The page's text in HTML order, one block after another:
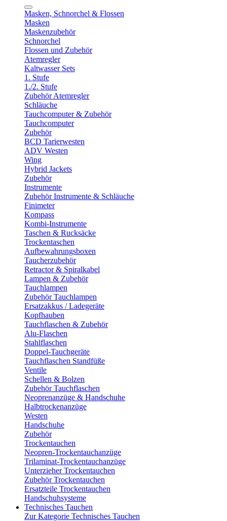
Masken, Schnorchel & Flossen
Masken
Maskenzubehör
Schnorchel
Flossen und Zubehör
Atemregler
Kaltwasser Sets
1. Stufe
1./2. Stufe
Zubehör Atemregler
Schläuche
Tauchcomputer & Zubehör
Tauchcomputer
Zubehör
BCD Tarierwesten
ADV Westen
Wing
Hybrid Jackets
Zubehör
Instrumente
Zubehör Instrumente & Schläuche
Finimeter
Kompass
Kombi-Instrumente
Taschen & Rucksäcke
Trockentaschen
Aufbewahrungsboxen
Taucherzubehör
Retractor & Spiralkabel
Lampen & Zubehör
Tauchlampen
Zubehör Tauchlampen
Ersatzakkus / Ladegeräte
Kopfhauben
Tauchflaschen & Zubehör
Alu-Flaschen
Stahlflaschen
Doppel-Tauchgeräte
Tauchflaschen Standfüße
Ventile
Schellen & Bolzen
Zubehör Tauchflaschen
Neoprenanzüge & Handschuhe
Halbtrockenanzüge
Westen
Handschuhe
Zubehör
Trockentauchen
Neopren-Trockentauchanzüge
Trilaminat-Trockentauchanzüge
Unterzieher Trockentauchen
Zubehör Trockentauchen
Ersatzteile Trockentauchen
Handschuhsysteme
Technisches Tauchen
Zur Kategorie Technisches Tauchen